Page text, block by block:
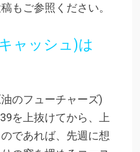
もご参照ください。
キャッシュ)は
のフューチャーズ)
を上抜けてから、上
であれば、先週に想